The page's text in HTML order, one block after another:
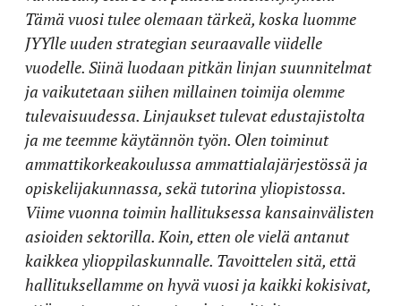
Tämä vuosi tulee olemaan tärkeä, koska luomme
JYYlle uuden strategian seuraavalle viidelle
vuodelle. Siinä luodaan pitkän linjan suunnitelmat
ja vaikutetaan siihen millainen toimija olemme
tulevaisuudessa. Linjaukset tulevat edustajistolta
ja me teemme käytännön työn. Olen toiminut
ammattikorkeakoulussa ammattialajärjestössä ja
opiskelijakunnassa, sekä tutorina yliopistossa.
Viime vuonna toimin hallituksessa kansainvälisten
asioiden sektorilla. Koin, etten ole vielä antanut
kaikkea ylioppilaskunnalle. Tavoittelen sitä, että
hallituksellamme on hyvä vuosi ja kaikki kokisivat,